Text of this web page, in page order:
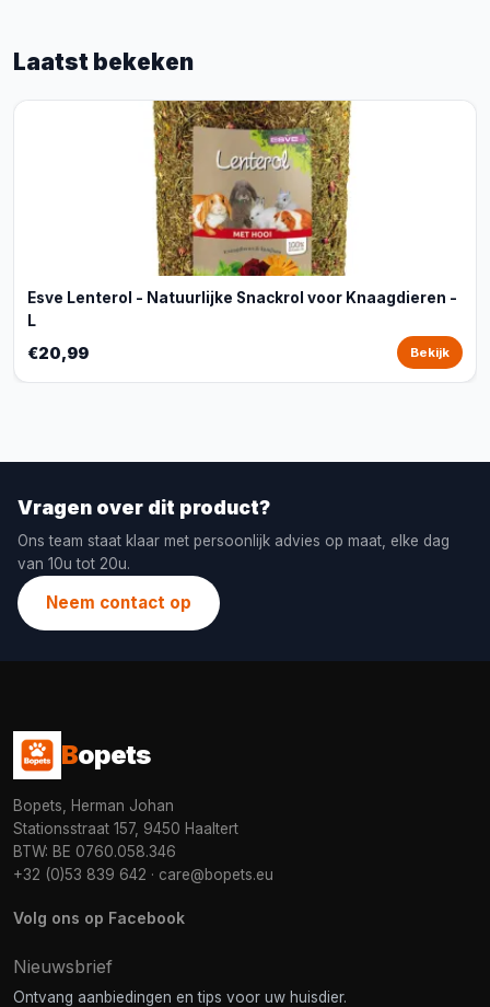
Laatst bekeken
Esve Lenterol - Natuurlijke Snackrol voor Knaagdieren -
L
€20,99 Bekijk
Vragen over dit product?
Ons team staat klaar met persoonlijk advies op maat, elke dag
van 10u tot 20u.
Neem contact op
Bopets
Bopets, Herman Johan
Stationsstraat 157, 9450 Haaltert
BTW: BE 0760.058.346
+32 (0)53 839 642 · care@bopets.eu
Volg ons op Facebook
Nieuwsbrief
Ontvang aanbiedingen en tips voor uw huisdier.